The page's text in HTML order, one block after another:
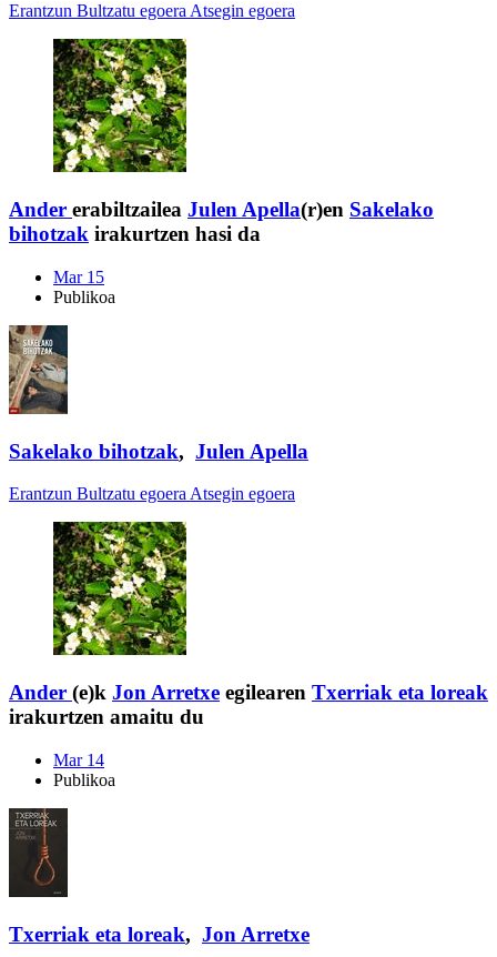
Erantzun Bultzatu egoeraAtsegin egoera
Ander erabiltzailea Julen Apella(r)en Sakelako
bihotzak irakurtzen hasi da
Mar 15
Publikoa
Sakelako bihotzak, Julen Apella
Erantzun Bultzatu egoera Atsegin egoera
Ander (e)k Jon Arretxe egilearen Txerriak eta loreak
irakurtzen amaitu du
Mar 14
Publikoa
Txerriak eta loreak, Jon Arretxe